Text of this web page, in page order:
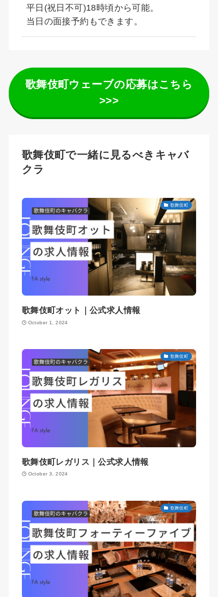
平日(祝日不可)18時頃から可能。
当日の面接予約もできます。
歌舞伎町ウェーブの応募はこちら
>>>
歌舞伎町で一緒に見るべきキャバ
クラ
歌舞伎町
歌舞伎町オット｜公式求人情報
October 1, 2024
歌舞伎町
歌舞伎町レガリス｜公式求人情報
October 3, 2024
歌舞伎町